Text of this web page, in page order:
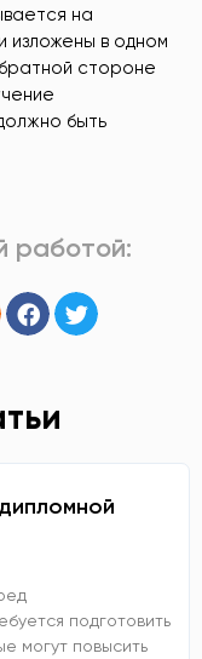
на
изложены в одном
стороне
быть
работой:
подготовить
могут повысить